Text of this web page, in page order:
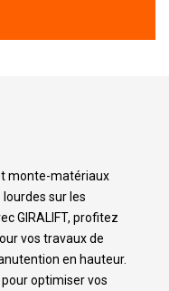
monte-matériaux
sur les
GIRALIFT, profitez
vos travaux de
en hauteur.
optimiser vos